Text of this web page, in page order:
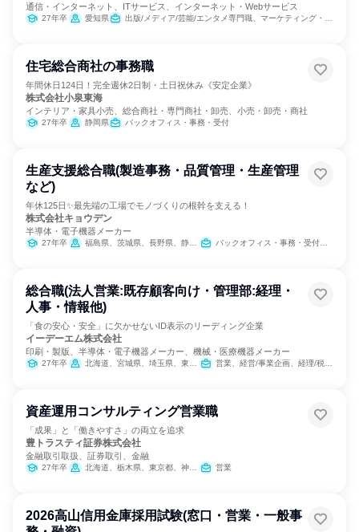
通信・インターネット、ITサービス、インターネット・Webサービス
27年卒 愛知県 出版/メディア/芸能/エンタメ専門職、マーケティング・広告・宣伝、カスタマーサポート/コールセンター
住宅総合商社の事務職
年間休日124日！完全週休2日制・土日祝休み《安定企業》
株式会社小泉東海
インテリア・家具小売、総合商社・専門商社・卸売、小売・卸売・商社
27年卒 静岡県 バックオフィス・事務・受付
生産支援総合職(製造事務・品質管理・生産管理
など)
年休125日✨最先端の工場でモノづくりの根幹を支える！
株式会社キョウデン
半導体・電子機器メーカー
27年卒 福島県、茨城県、長野県、静岡県、大阪府 バックオフィス・事務・受付、SCM/生産管理/購買/物流、IT
総合職(法人営業:既存顧客向け・管理部:経理・
人事・情報他)
「食の安心・安全」に欠かせないID表示のリーディング企業
イーデーエム株式会社
印刷・製版、半導体・電子機器メーカー、機械・医療機器メーカー
27年卒 北海道、宮城県、埼玉県、東京都、新潟県、愛知県、大阪府、広島県、福岡県 営業、経営/事業企画、経理/税務/財務、人事、総務、IT、広報/IR
資産運用コンサルティング営業職
「成果」と「働きやすさ」の両立を追求
豊トラスティ証券株式会社
金融取引取扱、証券取引、金融
27年卒 北海道、栃木県、東京都、神奈川県、石川県、愛知県、大阪府、広島県、愛媛県、福岡県 営業
2026高山信用金庫採用試験(窓口・営業・一般事